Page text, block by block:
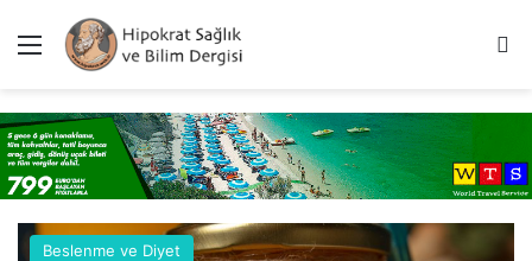
Menü
Beslenme ve Diyet